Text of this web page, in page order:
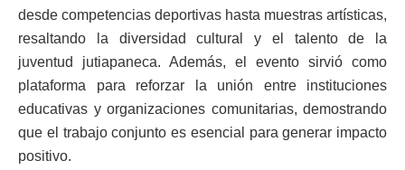
desde competencias deportivas hasta muestras artísticas,
resaltando la diversidad cultural y el talento de la
juventud jutiapaneca. Además, el evento sirvió como
plataforma para reforzar la unión entre instituciones
educativas y organizaciones comunitarias, demostrando
que el trabajo conjunto es esencial para generar impacto
positivo.